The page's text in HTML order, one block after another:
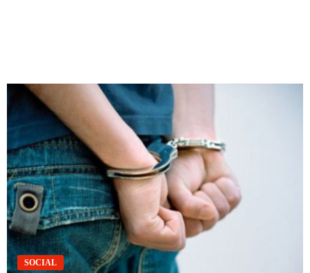
SOCIAL